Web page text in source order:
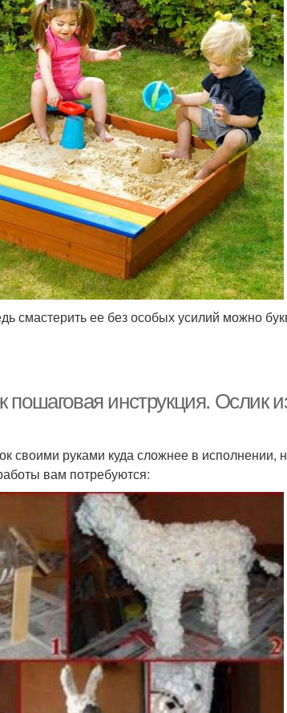
смастерить ее без особых усилий можно
инструкция. Ослик
своими руками куда сложнее в исполнении,
вам потребуются: